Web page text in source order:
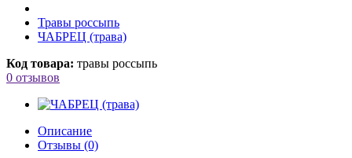
Травы россыпь
ЧАБРЕЦ (трава)
Код товара: травы россыпь
0 отзывов
Описание
Отзывы (0)